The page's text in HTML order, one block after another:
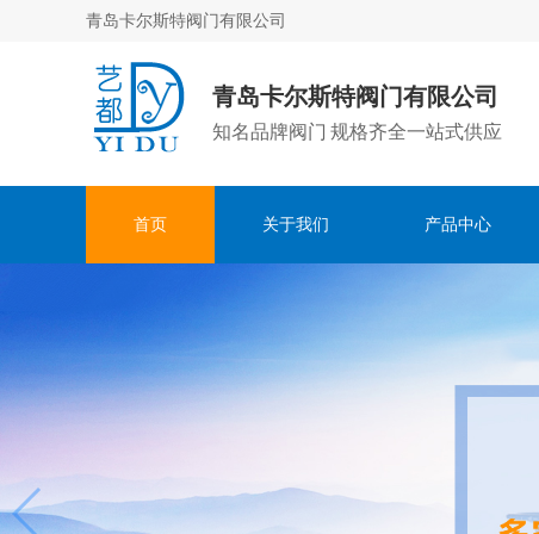
青岛卡尔斯特阀门有限公司
青岛卡尔斯特阀门有限公司
知名品牌阀门 规格齐全一站式供应
首页 关于我们 产品中心